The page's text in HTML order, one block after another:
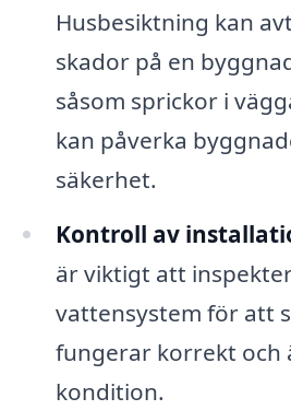
Husbesiktning kan
skador på en
såsom sprickor i
kan påverka
säkerhet.
Kontroll av
är viktigt att
vattensystem för att
fungerar korrekt och
kondition.